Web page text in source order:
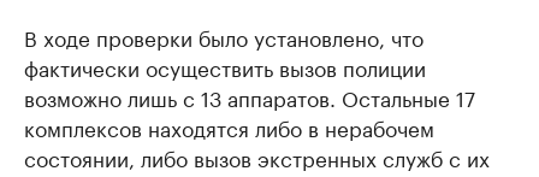
В ходе проверки было установлено, что
фактически осуществить вызов полиции
возможно лишь с 13 аппаратов. Остальные 17
комплексов находятся либо в нерабочем
состоянии, либо вызов экстренных служб с их